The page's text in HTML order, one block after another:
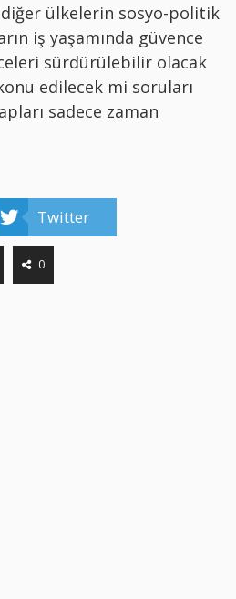
ülkelerin sosyo-politik
iş yaşamında güvence
sürdürülebilir olacak
edilecek mi soruları
sadece zaman
Twitter
0